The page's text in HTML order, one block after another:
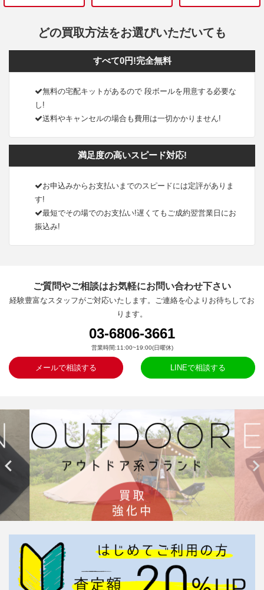
どの買取方法をお選びいただいても
すべて0円!完全無料
無料の宅配キットがあるので 段ボールを用意する必要な
し!
送料やキャンセルの場合も費用は一切かかりません!
満足度の高いスピード対応!
お申込みからお支払いまでのスピードには定評がありま
す!
最短でその場でのお支払い!遅くてもご成約翌営業日にお
振込み!
ご質問やご相談はお気軽にお問い合わせ下さい
経験豊富なスタッフがご対応いたします。ご連絡を心よりお待ちしてお
ります。
03-6806-3661
営業時間:11:00~19:00(日曜休)
メールで相談する LINEで相談する
 